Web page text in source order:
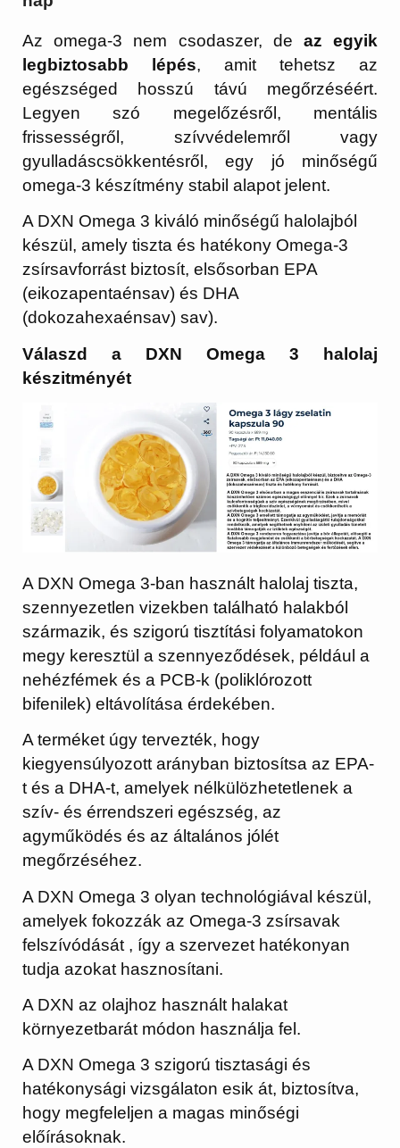
Az omega-3 nem csodaszer, de az egyik
legbiztosabb lépés, amit tehetsz az
egészséged hosszú távú megőrzéséért.
Legyen szó megelőzésről, mentális
frissességről, szívvédelemről vagy
gyulladáscsökkentésről, egy jó minőségű
omega-3 készítmény stabil alapot jelent.
A DXN Omega 3 kiváló minőségű halolajból
készül, amely tiszta és hatékony Omega-3
zsírsavforrást biztosít, elsősorban EPA
(eikozapentaénsav) és DHA
(dokozahexaénsav) sav).
Válaszd a DXN Omega 3 halolaj
készitményét
A DXN Omega 3-ban használt halolaj tiszta,
szennyezetlen vizekben található halakból
származik, és szigorú tisztítási folyamatokon
megy keresztül a szennyeződések, például a
nehézfémek és a PCB-k (poliklórozott
bifenilek) eltávolítása érdekében.
A terméket úgy tervezték, hogy
kiegyensúlyozott arányban biztosítsa az EPA-
t és a DHA-t, amelyek nélkülözhetetlenek a
szív- és érrendszeri egészség, az
agyműködés és az általános jólét
megőrzéséhez.
A DXN Omega 3 olyan technológiával készül,
amelyek fokozzák az Omega-3 zsírsavak
felszívódását , így a szervezet hatékonyan
tudja azokat hasznosítani.
A DXN az olajhoz használt halakat
környezetbarát módon használja fel.
A DXN Omega 3 szigorú tisztasági és
hatékonysági vizsgálaton esik át, biztosítva,
hogy megfeleljen a magas minőségi
előírásoknak.